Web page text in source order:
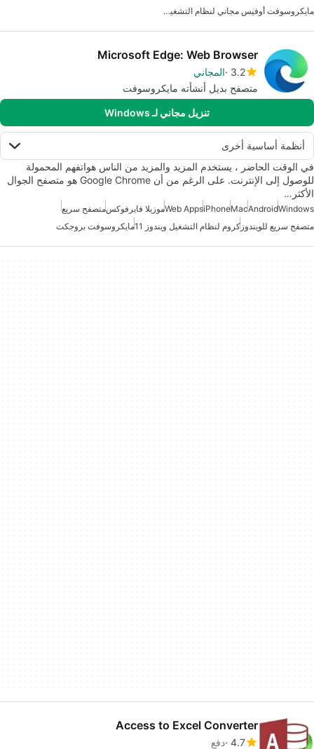
مايكروسوفت أوفيس مجاني لنظام التشغيل ويندوز 7
Microsoft Edge: Web Browser
3.2 المجاني
متصفح بديل أنشأته مايكروسوفت
تنزيل مجاني لـ Windows
أنظمة أساسية أخرى
في الوقت الحاضر ، يستخدم المزيد والمزيد من الناس هواتفهم المحمولة
للوصول إلى الإنترنت. على الرغم من أن Google Chrome هو متصفح الجوال
الأكثر…
Windows
Android
Mac
iPhone
Web Appsموزيلا فايرفوكسمتصفح سريع
متصفح سريع للويندوز كروم لنظام التشغيل ويندوز 11 مايكروسوفت بروجكت
Access to Excel Converter
4.7 دفع